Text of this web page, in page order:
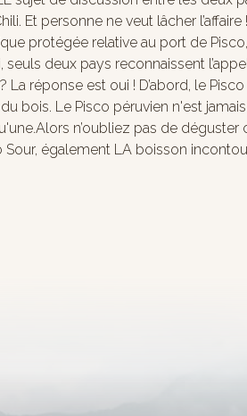
Et personne ne veut lâcher
protégée relative au port de
deux pays reconnaissent
La réponse est oui ! D’abord, le
bois. Le Pisco péruvien n'est
n’oubliez pas de
également LA boisson